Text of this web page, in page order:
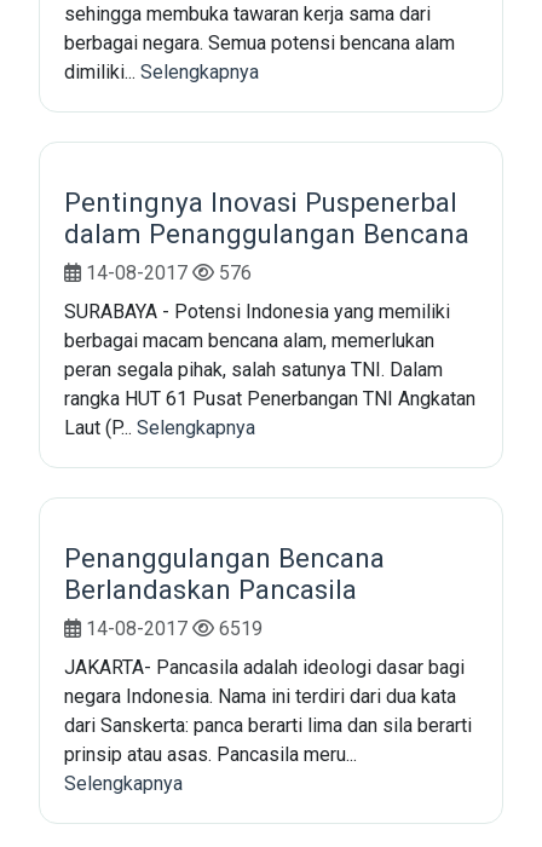
sehingga membuka tawaran kerja sama dari
berbagai negara. Semua potensi bencana alam
dimiliki... Selengkapnya
Pentingnya Inovasi Puspenerbal
dalam Penanggulangan Bencana
14-08-2017
576
SURABAYA - Potensi Indonesia yang memiliki
berbagai macam bencana alam, memerlukan
peran segala pihak, salah satunya TNI. Dalam
rangka HUT 61 Pusat Penerbangan TNI Angkatan
Laut (P... Selengkapnya
Penanggulangan Bencana
Berlandaskan Pancasila
14-08-2017
6519
JAKARTA- Pancasila adalah ideologi dasar bagi
negara Indonesia. Nama ini terdiri dari dua kata
dari Sanskerta: panca berarti lima dan sila berarti
prinsip atau asas. Pancasila meru...
Selengkapnya